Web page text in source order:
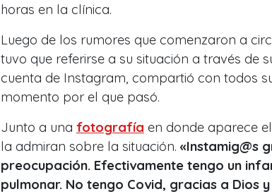
horas en la clínica.
Luego de los rumores que comenzaron a
tuvo que referirse a su situación a través de
cuenta de Instagram, compartió con todos
momento por el que pasó.
Junto a una fotografía en donde aparece
la admiran sobre la situación. «Instamig@s
preocupación. Efectivamente tengo un
pulmonar. No tengo Covid, gracias a Dios